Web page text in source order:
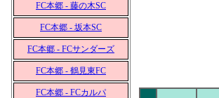
FC本郷 - 藤の木SC
FC本郷 - 坂本SC
FC本郷 - FCサンダーズ
FC本郷 - 鶴見東FC
FC本郷 - FCカルパ